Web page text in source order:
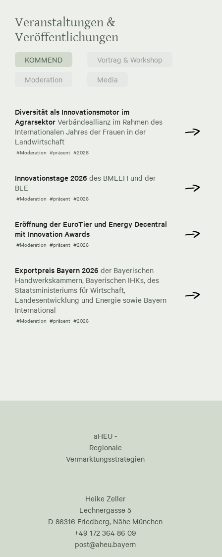
Veranstaltungen &
Veröffentlichungen
KOMMEND
Vortrag & Workshop
Moderation
Media
Diversität als Innovationsmotor im
Agrarsektor Verbändeallianz im Rahmen des
Internationalen Jahres der Frauen in der
Landwirtschaft
#Moderation #präsent #2026
Innovationstage 2026 des BMLEH und der
BLE
#Moderation #präsent #2026
Eröffnung der EuroTier und Energy Decentral
mit Innovation Awards
#Moderation #präsent #2026
Exportpreis Bayern 2026 der Bayerischen
Handwerkskammern, Bayerischen IHKs, des
Staatsministeriums für Wirtschaft,
Landesentwicklung und Energie sowie Bayern
International
#Moderation #präsent #2026
aHEU -
Regionale
Vermarktungsstrategien
Heike Zeller
Lechnergasse 5
D-86316 Friedberg, Nähe München
+49 172 364 86 09
post@aheu.bayern